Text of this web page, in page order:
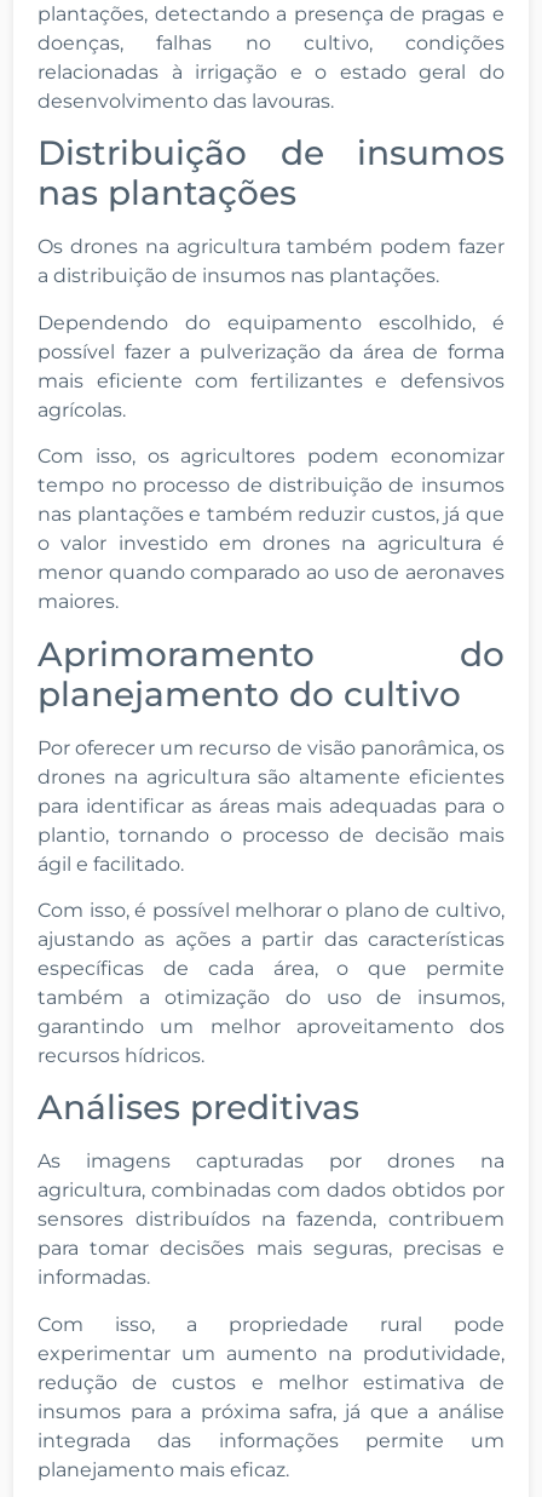
plantações, detectando a presença de pragas e
doenças, falhas no cultivo, condições
relacionadas à irrigação e o estado geral do
desenvolvimento das lavouras.
Distribuição de insumos
nas plantações
Os drones na agricultura também podem fazer
a distribuição de insumos nas plantações.
Dependendo do equipamento escolhido, é
possível fazer a pulverização da área de forma
mais eficiente com fertilizantes e defensivos
agrícolas.
Com isso, os agricultores podem economizar
tempo no processo de distribuição de insumos
nas plantações e também reduzir custos, já que
o valor investido em drones na agricultura é
menor quando comparado ao uso de aeronaves
maiores.
Aprimoramento do
planejamento do cultivo
Por oferecer um recurso de visão panorâmica, os
drones na agricultura são altamente eficientes
para identificar as áreas mais adequadas para o
plantio, tornando o processo de decisão mais
ágil e facilitado.
Com isso, é possível melhorar o plano de cultivo,
ajustando as ações a partir das características
específicas de cada área, o que permite
também a otimização do uso de insumos,
garantindo um melhor aproveitamento dos
recursos hídricos.
Análises preditivas
As imagens capturadas por drones na
agricultura, combinadas com dados obtidos por
sensores distribuídos na fazenda, contribuem
para tomar decisões mais seguras, precisas e
informadas.
Com isso, a propriedade rural pode
experimentar um aumento na produtividade,
redução de custos e melhor estimativa de
insumos para a próxima safra, já que a análise
integrada das informações permite um
planejamento mais eficaz.